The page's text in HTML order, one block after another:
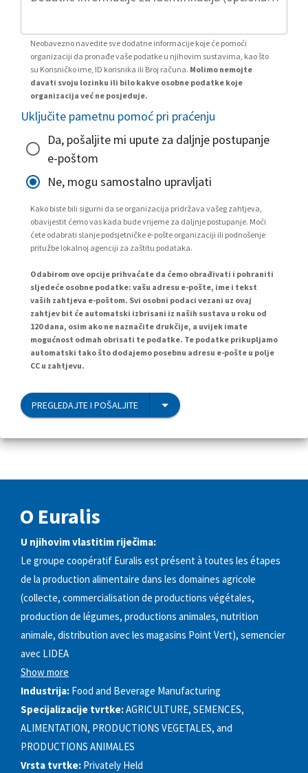
Neobavezno navedite sve dodatne informacije koje će pomoći
organizaciji da pronađe vaše podatke u njihovim sustavima, kao što
su Korisničko ime, ID korisnika ili Broj računa. Molimo nemojte
davati svoju lozinku ili bilo kakve osobne podatke koje
organizacija već ne posjeduje.
Uključite pametnu pomoć pri praćenju
Da, pošaljite mi upute za daljnje postupanje
e-poštom
Ne, mogu samostalno upravljati
Kako biste bili sigurni da se organizacija pridržava vašeg zahtjeva,
obavijestit ćemo vas kada bude vrijeme za daljnje postupanje. Moći
ćete odabrati slanje podsjetničke e-pošte organizaciji ili podnošenje
pritužbe lokalnoj agenciji za zaštitu podataka.
Odabirom ove opcije prihvaćate da ćemo obrađivati i pohraniti
sljedeće osobne podatke: vašu adresu e-pošte, ime i tekst
vaših zahtjeva e-poštom. Svi osobni podaci vezani uz ovaj
zahtjev bit će automatski izbrisani iz naših sustava u roku od
120 dana, osim ako ne naznačite drukčije, a uvijek imate
mogućnost odmah obrisati te podatke. Te podatke prikupljamo
automatski tako što dodajemo posebnu adresu e-pošte u polje
CC u zahtjevu.
PREGLEDAJTE I POŠALJITE
O Euralis
U njihovim vlastitim riječima:
Le groupe coopératif Euralis est présent à toutes les étapes
de la production alimentaire dans les domaines agricole
(collecte, commercialisation de productions végétales,
production de légumes, productions animales, nutrition
animale, distribution avec les magasins Point Vert), semencier
avec LIDEA
Show more
Industrija: Food and Beverage Manufacturing
Specijalizacije tvrtke:AGRICULTURE, SEMENCES,
ALIMENTATION, PRODUCTIONS VEGETALES, and
PRODUCTIONS ANIMALES
Vrsta tvrtke: Privately Held